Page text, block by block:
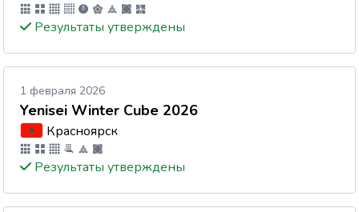
Результаты утверждены
1 февраля 2026
Yenisei Winter Cube 2026
Красноярск
Результаты утверждены